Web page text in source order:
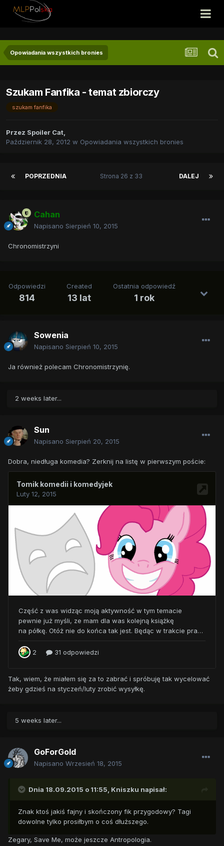
Opowiadania wszystkich bronies
Szukam Fanfika - temat zbiorczy
szukam fanfika
Przez Spoiler Cat,
Październik 28, 2012 w Opowiadania wszystkich bronies
POPRZEDNIA DALEJ
Strona 26 z 33
Cahan
Napisano Sierpień 10, 2015
Chronomistrzyni
Odpowiedzi
814
Created
13 lat
Ostatnia odpowiedź
1 rok
Sowenia
Napisano Sierpień 10, 2015
Ja również polecam Chronomistrzynię.
2 weeks later...
Sun
Napisano Sierpień 20, 2015
Dobra, niedługa komedia? Zerknij na listę w pierwszym poście:
Tak, wiem, że miałem się za to zabrać i spróbuję tak wycelować
żeby gdzieś na styczeń/luty zrobić wysyłkę.
5 weeks later...
GoForGold
Napisano Wrzesień 18, 2015
Dnia 18.09.2015 o 11:55, Kniszku napisał:
Znak ktoś jakiś fajny i skończony fik przygodowy? Tagi
dowolne tylko prosiłbym o coś dłuższego.
Zegary, Save Me, może jeszcze Antropologia.